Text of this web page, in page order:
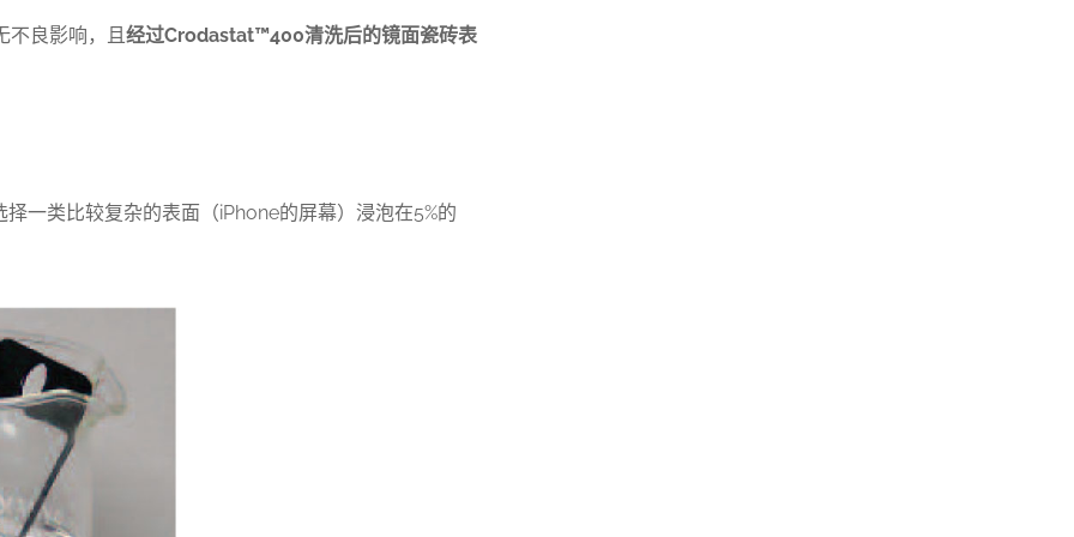
良影响， 且经过Crodastat™400清洗后的镜面瓷砖表
择一类比较复杂的表面（iPhone的屏幕）浸泡在5%的